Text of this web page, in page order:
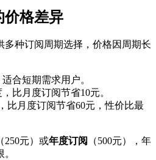
价格差异
多种订阅周期选择，价格因周期长
适合短期需求用户。
，比月度订阅节省10元。
比月度订阅节省60元，性价比最
（250元）或年度订阅
（500元），年